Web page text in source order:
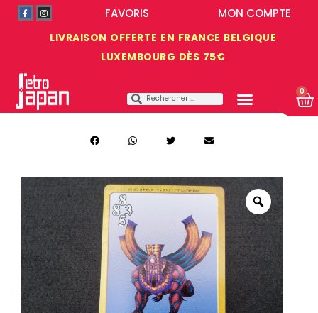
LIVRAISON OFFERTE EN FRANCE BELGIQUE
LUXEMBOURG DÈS 75€
MON COMPTE
FAVORIS
0